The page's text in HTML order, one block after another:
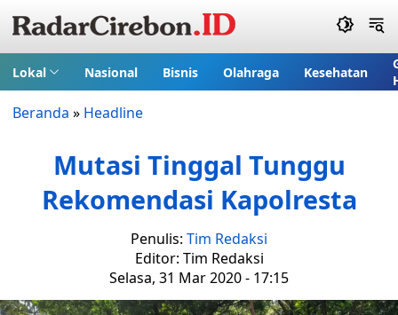
Lokal Nasional Bisnis Olahraga Kesehatan
Beranda » Headline
Mutasi Tinggal Tunggu
Rekomendasi Kapolresta
Penulis: Tim Redaksi
Editor: Tim Redaksi
Selasa, 31 Mar 2020 - 17:15